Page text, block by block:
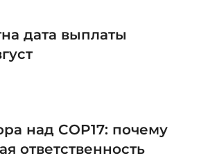
дата выплаты
над COP17: почему
ответственность